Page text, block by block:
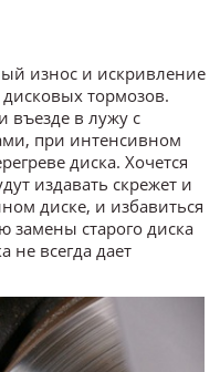
износ и искривление
тормозов.
въезде в лужу с
при интенсивном
диска. Хочется
издавать скрежет и
диске, и избавиться
замены старого диска
не всегда дает